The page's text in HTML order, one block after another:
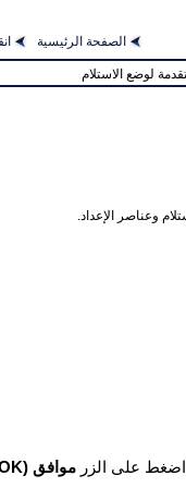
الصفحة الرئيسية
لوضع الاستلام
وعناصر الإعداد.
اضغط على الزر موافق (‏OK)‏